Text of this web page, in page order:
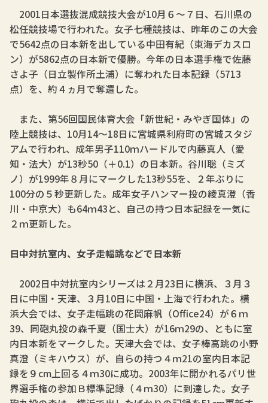
2001日本選抜混成競技大会が10月６～７日、石川県の
松任競技場で行われた。女子七種競技は、昨年のこの大会
で5642点の日本新を出している中田有紀（東海デカスロ
ン）が5862点の日本新で優勝。今年の日本選手権で佐藤
さよ子（日立製作所土浦）に奪われた日本記録（5713
点）を、約４ヵ月で奪還した。
また、第56回国民体育大会「新世紀・みやぎ国体」の
陸上競技は、10月14～18日に宮城県利府町の宮城スタジ
アムで行われ、成年男子110ｍハードルで内藤真人（愛
知・法大）が13秒50（＋0.1）の日本新。谷川聡（ミズ
ノ）が1999年８月にマークした13秒55を、２年ぶりに
100分の５秒更新した。成年女子ハンマー投の綾真澄（香
川・中京大）も64ｍ43と、自己の持つ日本記録を一気に
２ｍ更新した。
日中対抗室内、女子走幅跳などで日本新
2002日中対抗室内シリーズは２月23日に横浜、３月３
日に中国・天津、３月10日に中国・上海で行われた。横
浜大会では、女子走幅跳の花岡麻帆（Office24）が６ｍ
39、同砲丸投の森千夏（国士大）が16ｍ29の、ともに室
内日本新をマークした。天津大会では、女子棒高跳の小野
真澄（ミキハウス）が、自らの持つ４ｍ21の室内日本記
録を９cm上回る４ｍ30に成功。2003年に開かれるパリ世
界選手権の参加Ｂ標準記録（４ｍ30）に到達した。女子